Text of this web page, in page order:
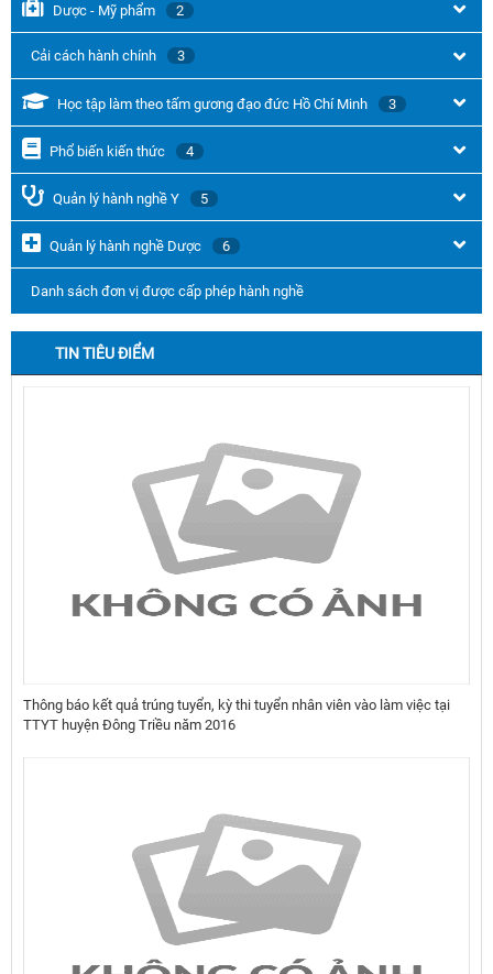
Dược - Mỹ phẩm 2
Cải cách hành chính 3
Học tập làm theo tấm gương đạo đức Hồ Chí Minh 3
Phổ biến kiến thức 4
Quản lý hành nghề Y 5
Quản lý hành nghề Dược 6
Danh sách đơn vị được cấp phép hành nghề
TIN TIÊU ĐIỂM
Thông báo kết quả trúng tuyển, kỳ thi tuyển nhân viên vào làm việc tại
TTYT huyện Đông Triều năm 2016